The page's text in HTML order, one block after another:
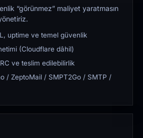
“görünmez” maliyet yaratmasın
uptime ve temel güvenlik
(Cloudflare dâhil)
ve teslim edilebilirlik
/ ZeptoMail / SMPT2Go / SMTP /